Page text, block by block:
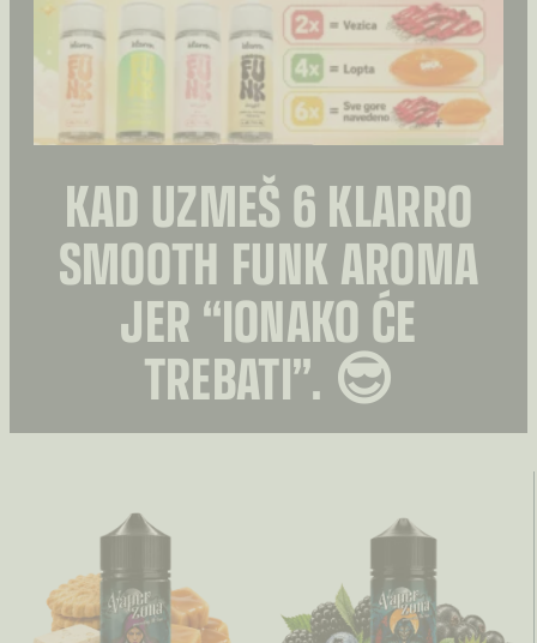
proizvoda
stranici
proizvoda
KAD UZMEŠ 6 KLARRO
SMOOTH FUNK AROMA
JER “IONAKO ĆE
TREBATI”. 😎